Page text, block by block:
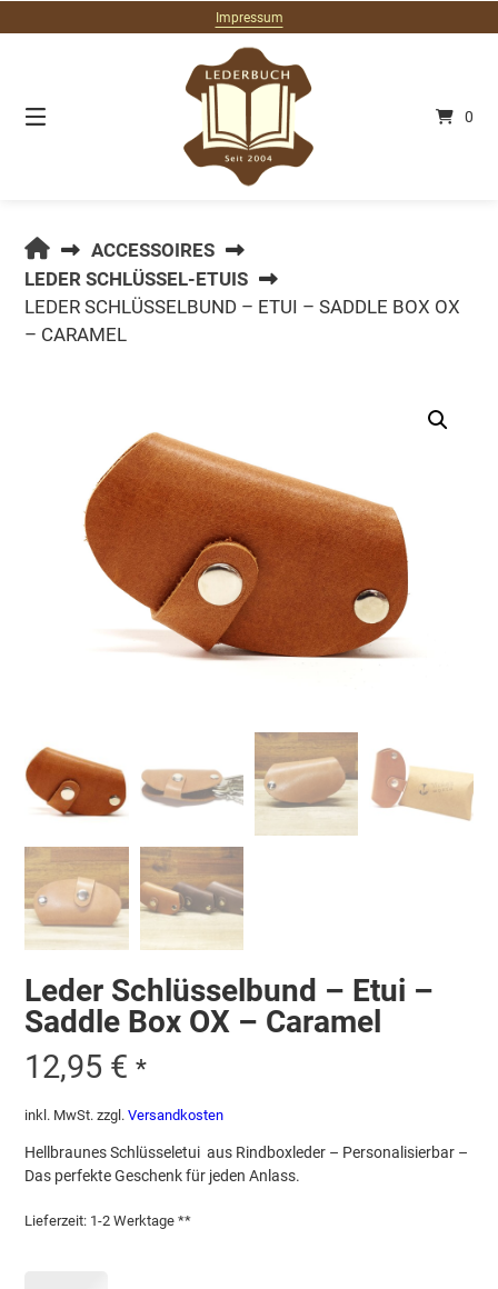
zum
Impressum
0
LEDERBUCH.DE
ACCESSOIRES
LEDER SCHLÜSSEL-ETUIS
LEDER SCHLÜSSELBUND – ETUI – SADDLE BOX OX
– CARAMEL
Leder Schlüsselbund – Etui –
Saddle Box OX – Caramel
12,95 € *
inkl. MwSt. zzgl.Versandkosten
Hellbraunes Schlüsseletui aus Rindboxleder – Personalisierbar –
Das perfekte Geschenk für jeden Anlass.
Lieferzeit: 1-2 Werktage **